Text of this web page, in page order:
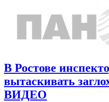
В Ростове
вытаскивать
ВИДЕО